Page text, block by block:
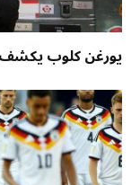
يورغن كلوب يكشف